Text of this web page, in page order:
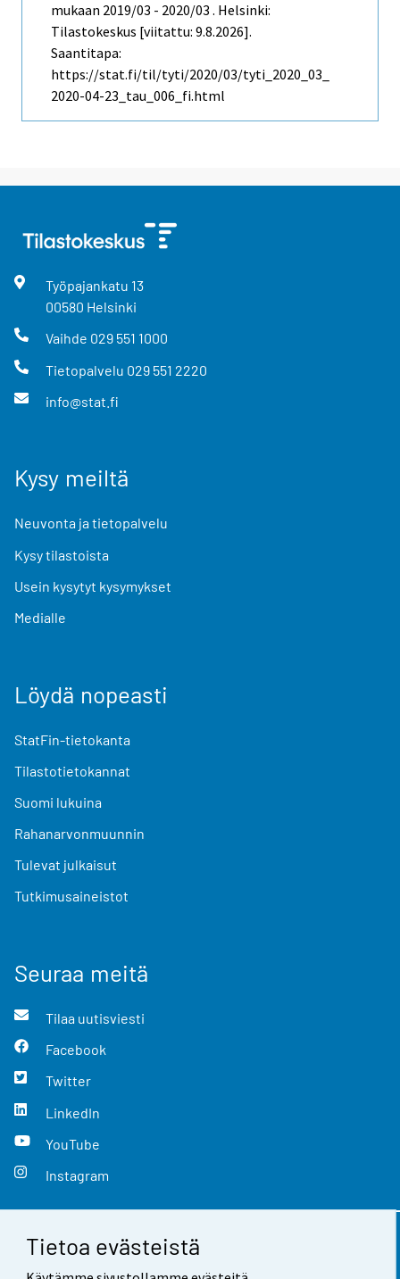
Tietoa evästeistä
mukaan 2019/03 - 2020/03 . Helsinki:
Tilastokeskus [viitattu: 9.8.2026].
Saantitapa:
https://stat.fi/til/tyti/2020/03/tyti_2020_03_
2020-04-23_tau_006_fi.html
Työpajankatu 13
00580 Helsinki
Vaihde 029 551 1000
Tietopalvelu 029 551 2220
info@stat.fi
Kysy meiltä
Neuvonta ja tietopalvelu
Kysy tilastoista
Usein kysytyt kysymykset
Medialle
Löydä nopeasti
StatFin-tietokanta
Tilastotietokannat
Suomi lukuina
Rahanarvonmuunnin
Tulevat julkaisut
Tutkimusaineistot
Seuraa meitä
Tilaa uutisviesti
Facebook
Twitter
LinkedIn
YouTube
Instagram
Yhteystiedot